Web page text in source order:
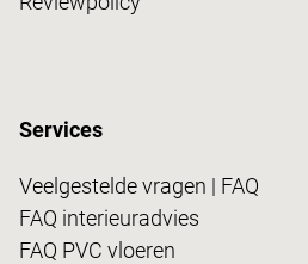
Services
Veelgestelde vragen | FAQ
FAQ interieuradvies
FAQ PVC vloeren